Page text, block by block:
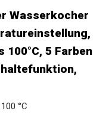
Wasserkocher
100°C, 5 Farben
°C